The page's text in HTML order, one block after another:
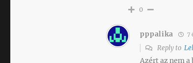
0
pppalika 7
Reply to
Azért az nem